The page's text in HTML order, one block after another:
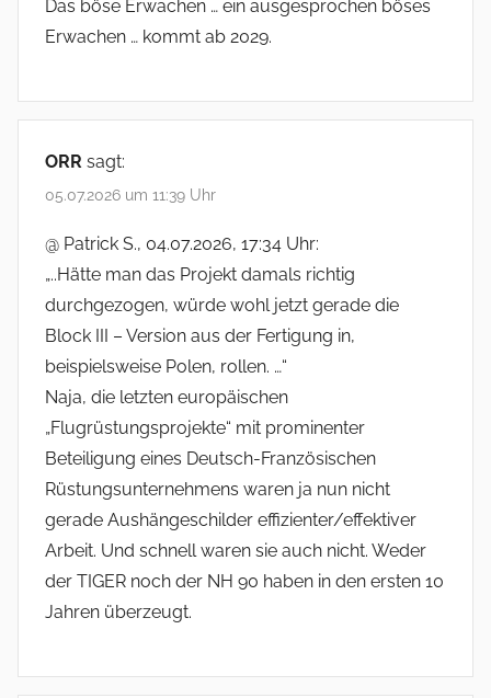
Das böse Erwachen … ein ausgesprochen böses
Erwachen … kommt ab 2029.
ORR sagt:
05.07.2026 um 11:39 Uhr
@ Patrick S., 04.07.2026, 17:34 Uhr:
„..Hätte man das Projekt damals richtig
durchgezogen, würde wohl jetzt gerade die
Block III – Version aus der Fertigung in,
beispielsweise Polen, rollen. …“
Naja, die letzten europäischen
„Flugrüstungsprojekte“ mit prominenter
Beteiligung eines Deutsch-Französischen
Rüstungsunternehmens waren ja nun nicht
gerade Aushängeschilder effizienter/effektiver
Arbeit. Und schnell waren sie auch nicht. Weder
der TIGER noch der NH 90 haben in den ersten 10
Jahren überzeugt.